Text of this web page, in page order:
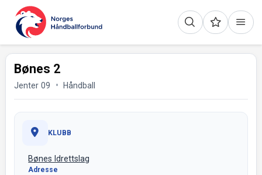
Bønes 2
Jenter 09 Håndball
KLUBB
Bønes Idrettslag
Adresse